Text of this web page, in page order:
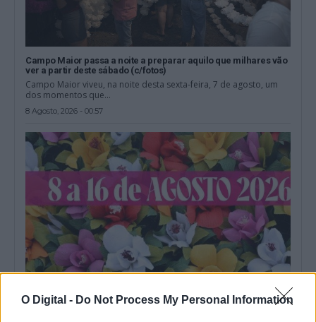
O Digital - Do Not Process My Personal Information
Campo Maior passa a noite a preparar aquilo que milhares vão
ver a partir deste sábado (c/fotos)
Campo Maior viveu, na noite desta sexta-feira, 7 de agosto, um
dos momentos que...
8 Agosto, 2026 - 00:57